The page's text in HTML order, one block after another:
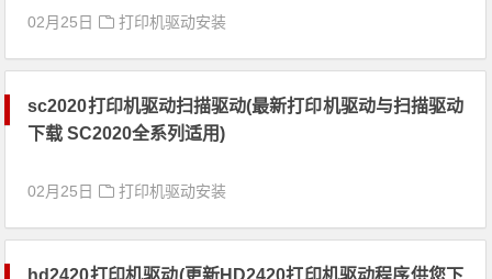
02月25日 打印机驱动安装
sc2020打印机驱动扫描驱动(最新打印机驱动与扫描驱动
下载 SC2020全系列适用)
02月25日 打印机驱动安装